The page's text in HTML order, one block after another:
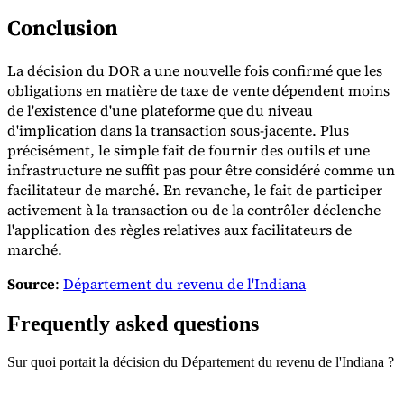
Conclusion
La décision du DOR a une nouvelle fois confirmé que les
obligations en matière de taxe de vente dépendent moins
de l'existence d'une plateforme que du niveau
d'implication dans la transaction sous-jacente. Plus
précisément, le simple fait de fournir des outils et une
infrastructure ne suffit pas pour être considéré comme un
facilitateur de marché. En revanche, le fait de participer
activement à la transaction ou de la contrôler déclenche
l'application des règles relatives aux facilitateurs de
marché.
Source: Département du revenu de l'Indiana
Frequently asked questions
Sur quoi portait la décision du Département du revenu de l'Indiana ?